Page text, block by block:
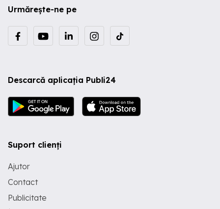
Urmărește-ne pe
Descarcă aplicația Publi24
Suport clienți
Ajutor
Contact
Publicitate